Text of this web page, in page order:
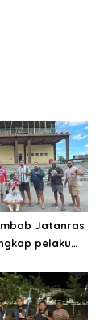
Jatanras
pelaku